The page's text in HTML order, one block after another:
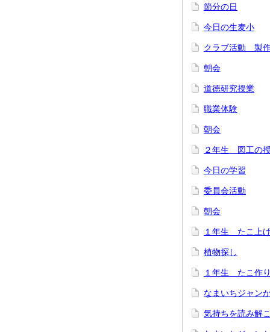
節分の日
今日の生麦小
クラブ活動 製
朝会
道徳研究授業
職業体験
朝会
２年生 図工の
今日の学習
委員会活動
朝会
１年生 たこ上
植物探し
１年生 たこ作り
なまいちジャン
気持ちを読み解